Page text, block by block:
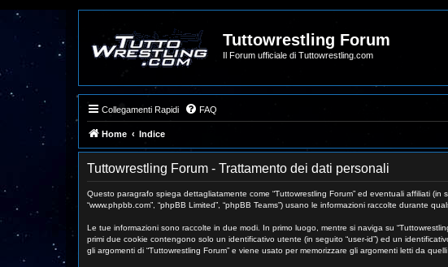
Tuttowrestling Forum
Il Forum ufficiale di Tuttowrestling.com
Collegamenti Rapidi FAQ
Home Indice
Tuttowrestling Forum - Trattamento dei dati personali
Questo paragrafo spiega dettagliatamente come “Tuttowrestling Forum” ed eventuali affiliati (in
“www.phpbb.com”, “phpBB Limited”, “phpBB Teams”) usano le informazioni raccolte durante
Le tue informazioni sono raccolte in due modi. In primo luogo, mentre si naviga su
primi due cookie contengono solo un identificativo utente (in seguito “user-id”) ed un
gli argomenti di “Tuttowrestling Forum” e viene usato per memorizzare gli argomenti letti da